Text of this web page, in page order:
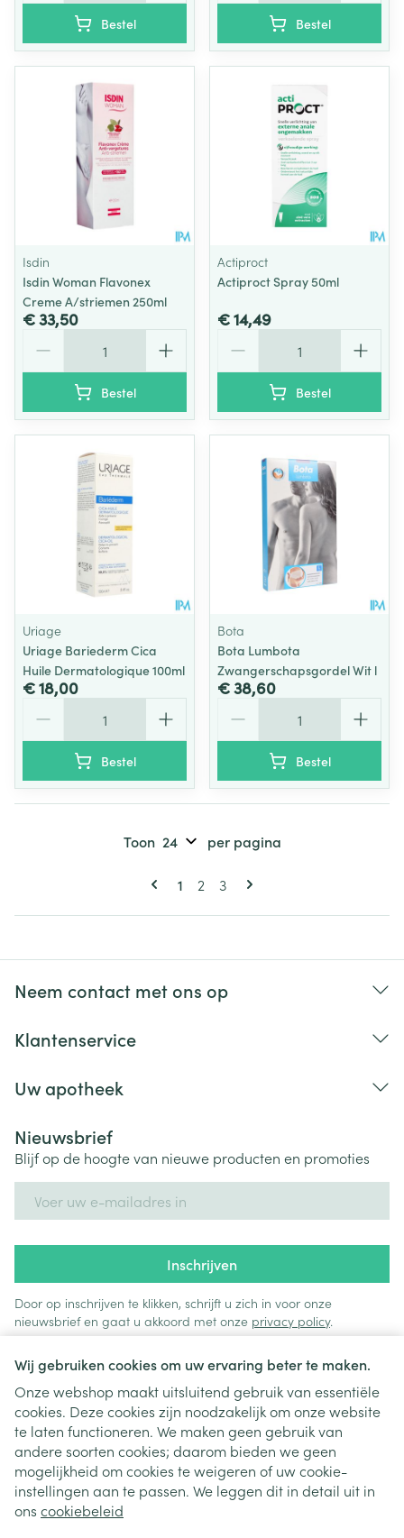
Wij gebruiken cookies om uw ervaring beter te maken.
Onze webshop maakt uitsluitend gebruik van essentiële
cookies. Deze cookies zijn noodzakelijk om onze website
te laten functioneren. We maken geen gebruik van
andere soorten cookies; daarom bieden we geen
mogelijkheid om cookies te weigeren of uw cookie-
instellingen aan te passen. We leggen dit in detail uit in
ons cookiebeleid
Bestel Bestel
Isdin
Isdin Woman Flavonex
Creme A/striemen 250ml
€ 33,50
Bestel
Actiproct
Actiproct Spray 50ml
€ 14,49
Bestel
Uriage
Uriage Bariederm Cica
Huile Dermatologique 100ml
€ 18,00
Bestel
Bota
Bota Lumbota
Zwangerschapsgordel Wit l
€ 38,60
Bestel
Pagina's
U lees momenteel pagina
1 Pagina
2 Pagina
3
Toon per pagina
Neem contact met ons op
Klantenservice
Uw apotheek
Nieuwsbrief
Blijf op de hoogte van nieuwe producten en promoties
Inschrijven
Door op inschrijven te klikken, schrijft u zich in voor onze
nieuwsbrief en gaat u akkoord met onze privacy policy.
Juridische links